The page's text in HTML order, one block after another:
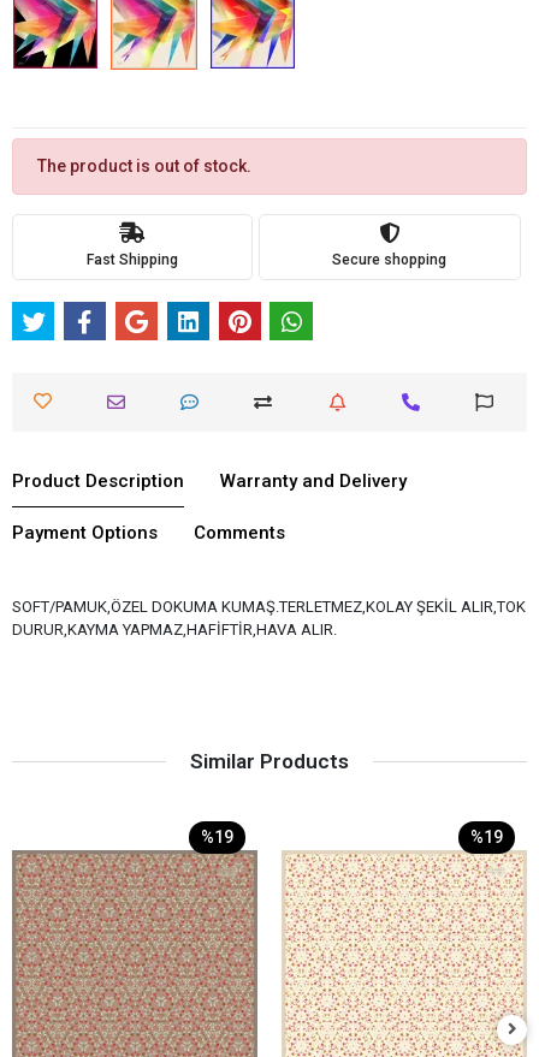
The product is out of stock.
Fast Shipping Secure shopping
Product Description Warranty and Delivery
Payment Options Comments
SOFT/PAMUK,ÖZEL DOKUMA KUMAŞ.TERLETMEZ,KOLAY ŞEKİL ALIR,TOK
DURUR,KAYMA YAPMAZ,HAFİFTİR,HAVA ALIR.
Similar Products
%19 %19